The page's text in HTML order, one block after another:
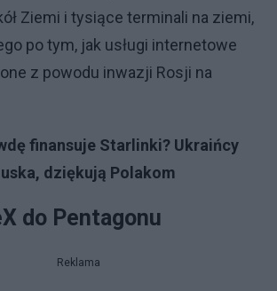
Ziemi i tysiące terminali na ziemi,
po tym, jak usługi internetowe
z powodu inwazji Rosji na
finansuje Starlinki? Ukraińcy
dziękują Polakom
do Pentagonu
Reklama